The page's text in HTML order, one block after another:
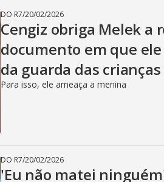
DO R7/20/02/2026
Cengiz obriga Melek a
documento em que
da guarda das
Para isso, ele ameaça a menina
DO R7/20/02/2026
'Eu não matei